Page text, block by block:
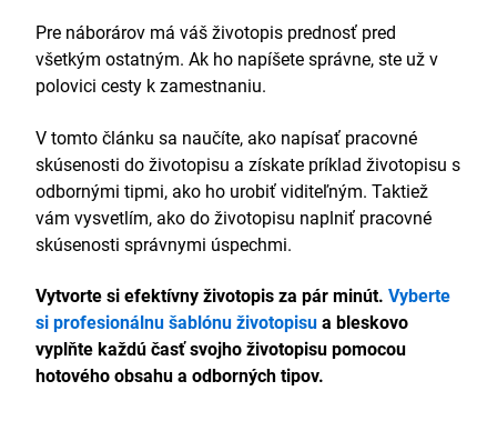
Pre náborárov má váš životopis prednosť pred
všetkým ostatným. Ak ho napíšete správne, ste už v
polovici cesty k zamestnaniu.
V tomto článku sa naučíte, ako napísať pracovné
skúsenosti do životopisu a získate príklad životopisu s
odbornými tipmi, ako ho urobiť viditeľným. Taktiež
vám vysvetlím, ako do životopisu naplniť pracovné
skúsenosti správnymi úspechmi.
Vytvorte si efektívny životopis za pár minút. Vyberte
si profesionálnu šablónu životopisua bleskovo
vyplňte každú časť svojho životopisu pomocou
hotového obsahu a odborných tipov.